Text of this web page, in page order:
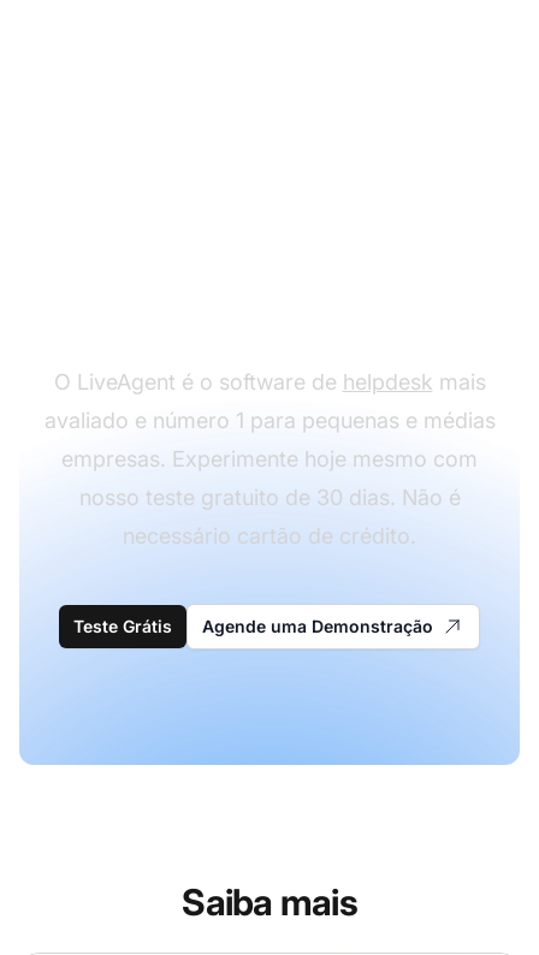
O LiveAgent é o software de helpdesk mais
avaliado e número 1 para pequenas e médias
empresas. Experimente hoje mesmo com
nosso teste gratuito de 30 dias. Não é
necessário cartão de crédito.
Teste Grátis Agende uma Demonstração
Saiba mais